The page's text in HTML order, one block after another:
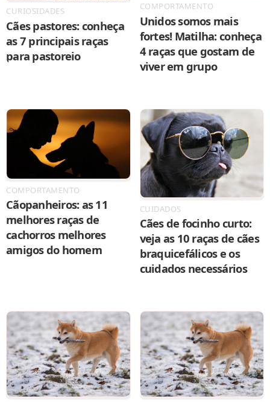
CURIOSIDADES
Cães pastores: conheça
as 7 principais raças
para pastoreio
COMPORTAMENTO
Unidos somos mais
fortes! Matilha: conheça
4 raças que gostam de
viver em grupo
COMPORTAMENTO
Cãopanheiros: as 11
melhores raças de
cachorros melhores
amigos do homem
CUIDADOS
Cães de focinho curto:
veja as 10 raças de cães
braquicefálicos e os
cuidados necessários